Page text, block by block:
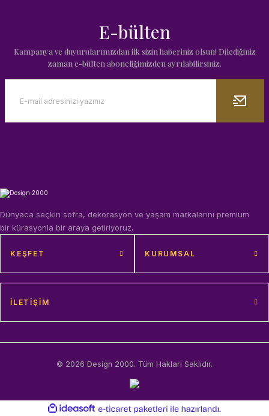
E-bülten
Kampanya ve duyurularımızdan ilk sizin haberiniz olsun! Dilediğiniz
zaman e-bülten aboneliğimizden ayrılabilirsiniz.
Dünyaca seçkin sofra, dekorasyon ve yaşam markalarını premium
bir kürasyonla bir araya getiriyoruz.
KEŞFET KURUMSAL
İLETIŞIM
© 2026 Design 2000. Tüm Hakları Saklıdır.
ideasoft
e-